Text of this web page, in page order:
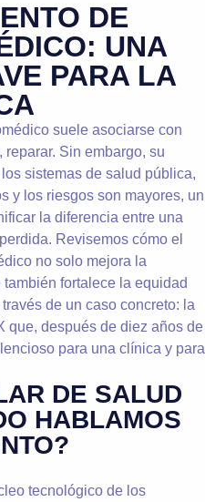
DE
UNA
PARA LA
suele asociarse con
reparar. Sin embargo, su
sistemas de salud pública,
y los riesgos son mayores, un
la diferencia entre una
Revisemos cómo el
no solo mejora la
fortalece la equidad
de un caso concreto: la
que, después de diez años de
para una clínica y para
DE SALUD
HABLAMOS
tecnológico de los